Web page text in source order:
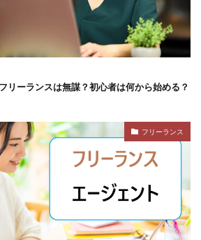
リーランスは無謀？初心者は何から始める？
フリーランス